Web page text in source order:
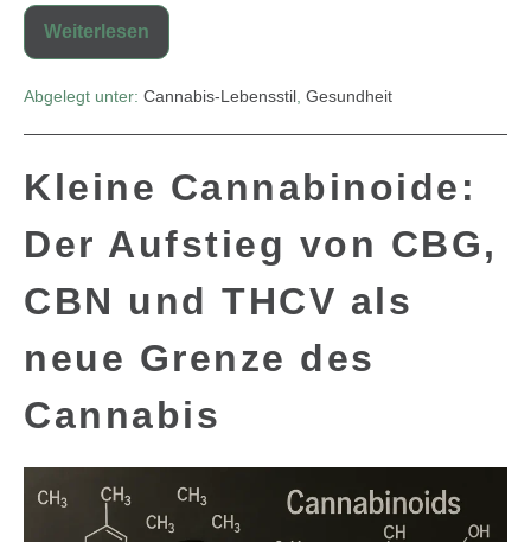
Weiterlesen
Abgelegt unter: Cannabis-Lebensstil Gesundheit
Kleine Cannabinoide:
Der Aufstieg von CBG,
CBN und THCV als
neue Grenze des
Cannabis